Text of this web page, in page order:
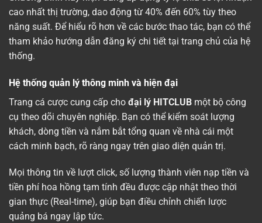
cao nhất thị trường, dao động từ 40% đến 60% tùy theo
năng suất. Để hiểu rõ hơn về các bước thao tác, bạn có thể
tham khảo hướng dẫn đăng ký chi tiết tại trang chủ của hệ
thống.
Hệ thống quản lý thông minh và hiện đại
Trang cá cược cung cấp cho đại lý HITCLUB một bộ công
cụ theo dõi chuyên nghiệp. Bạn có thể kiểm soát lượng
khách, dòng tiền và nắm bắt tổng quan về nhà cái một
cách minh bạch, rõ ràng ngay trên giao diện quản trị.
Mọi thông tin về lượt click, số lượng thành viên nạp tiền và
tiền phí hoa hồng tạm tính đều được cập nhật theo thời
gian thực (Real-time), giúp bạn điều chỉnh chiến lược
quảng bá ngay lập tức.